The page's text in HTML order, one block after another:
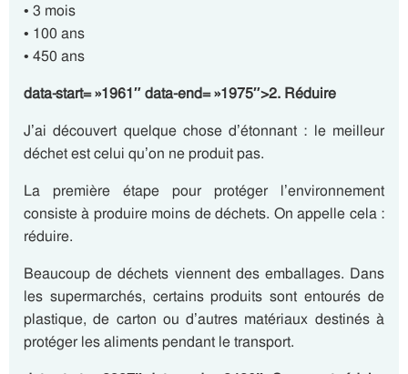
• 3 mois
• 100 ans
• 450 ans
data-start= »1961″ data-end= »1975″>2. Réduire
J’ai découvert quelque chose d’étonnant : le meilleur
déchet est celui qu’on ne produit pas.
La première étape pour protéger l’environnement
consiste à produire moins de déchets. On appelle cela :
réduire.
Beaucoup de déchets viennent des emballages. Dans
les supermarchés, certains produits sont entourés de
plastique, de carton ou d’autres matériaux destinés à
protéger les aliments pendant le transport.